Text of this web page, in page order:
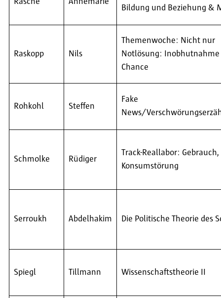
Bildung und Beziehung &
Raskopp Nils
Themenwoche: Nicht nur
Notlösung: Inobhutnahme
Chance
Rohkohl Steffen
Fake
News/
Schmolke Rüdiger
Track-Reallabor: Gebrauch,
Konsumstörung
Serroukh Abdelhakim Die Politische Theorie des
Spiegl Tillmann Wissenschaftstheorie II